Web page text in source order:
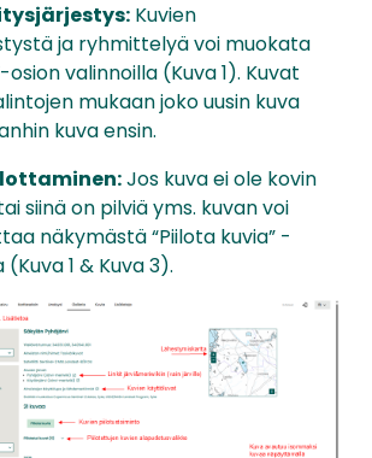
Kuvien
ja ryhmittelyä voi muokata
osion valinnoilla (Kuva 1). Kuvat
mukaan joko uusin kuva
kuva ensin.
Jos kuva ei ole kovin
siinä on pilviä yms. kuvan voi
näkymästä “Piilota kuvia” -
1 & Kuva 3).